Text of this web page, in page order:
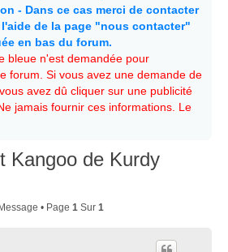
- Dans ce cas merci de contacter
l'aide de la page "nous contacter"
en bas du forum.
bleue n'est demandée pour
forum. Si vous avez une demande de
avez dû cliquer sur une publicité
jamais fournir ces informations. Le
Kangoo de Kurdy
• Page 1Sur 1